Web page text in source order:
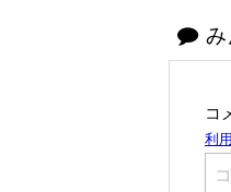
コ